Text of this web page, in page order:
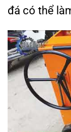
đá có thể